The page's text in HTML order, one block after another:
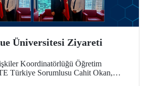
Üniversitesi Ziyareti
Koordinatörlüğü Öğretim
Türkiye Sorumlusu Cahit Okan,